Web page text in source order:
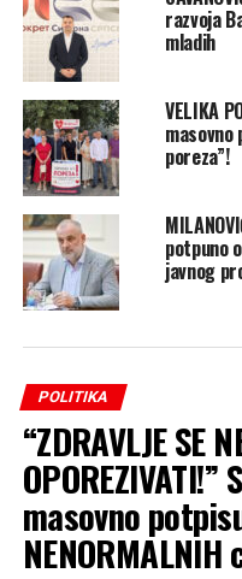
razvoja
mladih
VELIKA
poreza”!
potpuno
javnog
POLITIKA
“ZDRAVLJE SE
masovno